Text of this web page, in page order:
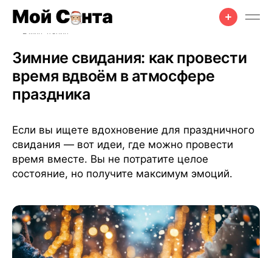
Советы • Для женщин • Празднование
2 мин чтения
Зимние свидания: как провести
время вдвоём в атмосфере
праздника
Если вы ищете вдохновение для праздничного
свидания — вот идеи, где можно провести
время вместе. Вы не потратите целое
состояние, но получите максимум эмоций.